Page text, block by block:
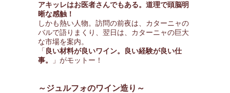
アキッレはお医者さんでもある。道理で頭脳明
晰な感触！
しかも熱い人物。訪問の前夜は、カターニャの
バルで語りまくり、翌日は、カターニャの巨大
な市場を案内。
「 良い材料が良いワイン。良い経験が良い仕
事。
」がモットー！
～ジュルフォのワイン造り～